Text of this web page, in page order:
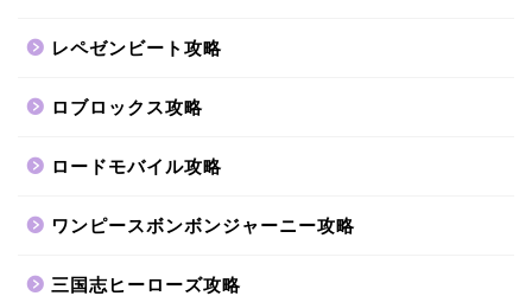
レペゼンビート攻略
ロブロックス攻略
ロードモバイル攻略
ワンピースボンボンジャーニー攻略
三国志ヒーローズ攻略